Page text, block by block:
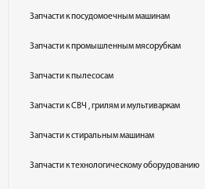
Запчасти к посудомоечным машинам
Запчасти к промышленным мясорубкам
Запчасти к пылесосам
Запчасти к СВЧ , грилям и мультиваркам
Запчасти к стиральным машинам
Запчасти к технологическому оборудованию